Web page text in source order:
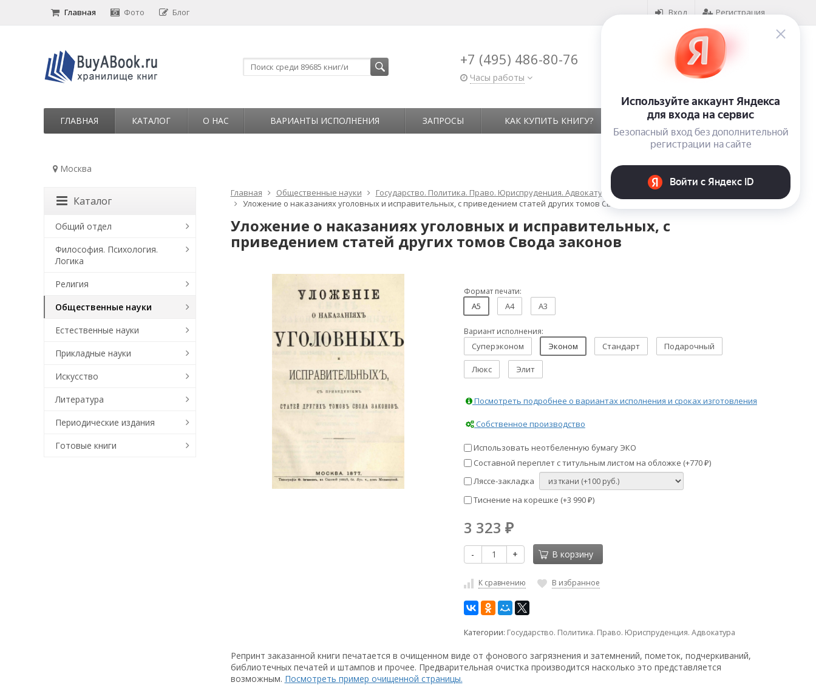
Вход Регистрация
Главная Фото Блог
+7 (495) 486-80-76
Часы работы
Корзина ( 0)
на сумму0₽
ГЛАВНАЯ КАТАЛОГ О НАС ВАРИАНТЫ ИСПОЛНЕНИЯ ЗАПРОСЫ КАК КУПИТЬ КНИГУ? КОНТАКТЫ ОТЗЫВЫ
Москва
Главная Общественные науки
Государство. Политика. Право. Юриспруденция. Адвокатура
Уложение о наказаниях уголовных и исправительных, с приведением статей других томов Свода законов
Уложение о наказаниях уголовных и исправительных, с
приведением статей других томов Свода законов
Формат печати:
A5 A4 A3
Вариант исполнения:
Суперэконом Эконом Стандарт Подарочный
Люкс Элит
Посмотреть подробнее о вариантах исполнения и сроках изготовления
Собственное производство
Использовать неотбеленную бумагу ЭКО
Составной переплет с титульным листом на обложке (+770 ₽)
Ляссе-закладка
Тиснение на корешке (+3 990 ₽)
3 323 ₽
- + В корзину
К сравнению В избранное
Категории: Государство. Политика. Право. Юриспруденция. Адвокатура
Репринт заказанной книги печатается в очищенном виде от фонового загрязнения и затемнений, пометок, подчеркиваний,
библиотечных печатей и штампов и прочее. Предварительная очистка производится насколько это представляется
возможным. Посмотреть пример очищенной страницы.
Каталог
Общий отдел
Философия. Психология.
Логика
Религия
Общественные науки
Естественные науки
Прикладные науки
Искусство
Литература
Периодические издания
Готовые книги